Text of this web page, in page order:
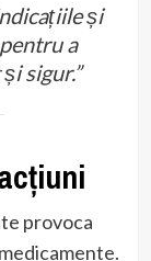
și
a
sigur.”
provoca